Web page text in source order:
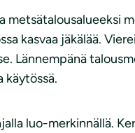
kasvaa jäkälää.
Lännempänä
käytössä.
luo-merkinnällä.